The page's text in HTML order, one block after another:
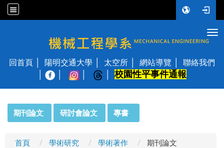
國立陽明交通大學 機械工程學系
回首頁 陽明交通大學 太空所 網站導覽
聯絡我們
校園性平事件通報
期刊論文 研討會論文 專書
首頁 學術研究 學術著作 期刊論文